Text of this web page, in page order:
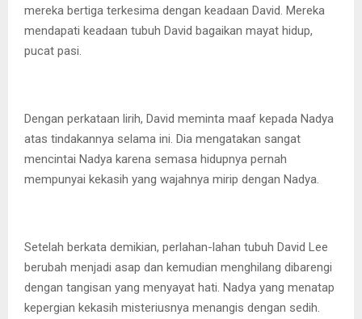
mereka bertiga terkesima dengan keadaan David. Mereka
mendapati keadaan tubuh David bagaikan mayat hidup,
pucat pasi.
Dengan perkataan lirih, David meminta maaf kepada Nadya
atas tindakannya selama ini. Dia mengatakan sangat
mencintai Nadya karena semasa hidupnya pernah
mempunyai kekasih yang wajahnya mirip dengan Nadya.
Setelah berkata demikian, perlahan-lahan tubuh David Lee
berubah menjadi asap dan kemudian menghilang dibarengi
dengan tangisan yang menyayat hati. Nadya yang menatap
kepergian kekasih misteriusnya menangis dengan sedih.